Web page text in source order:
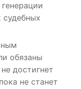
судебных
обязаны
достигнет
не станет